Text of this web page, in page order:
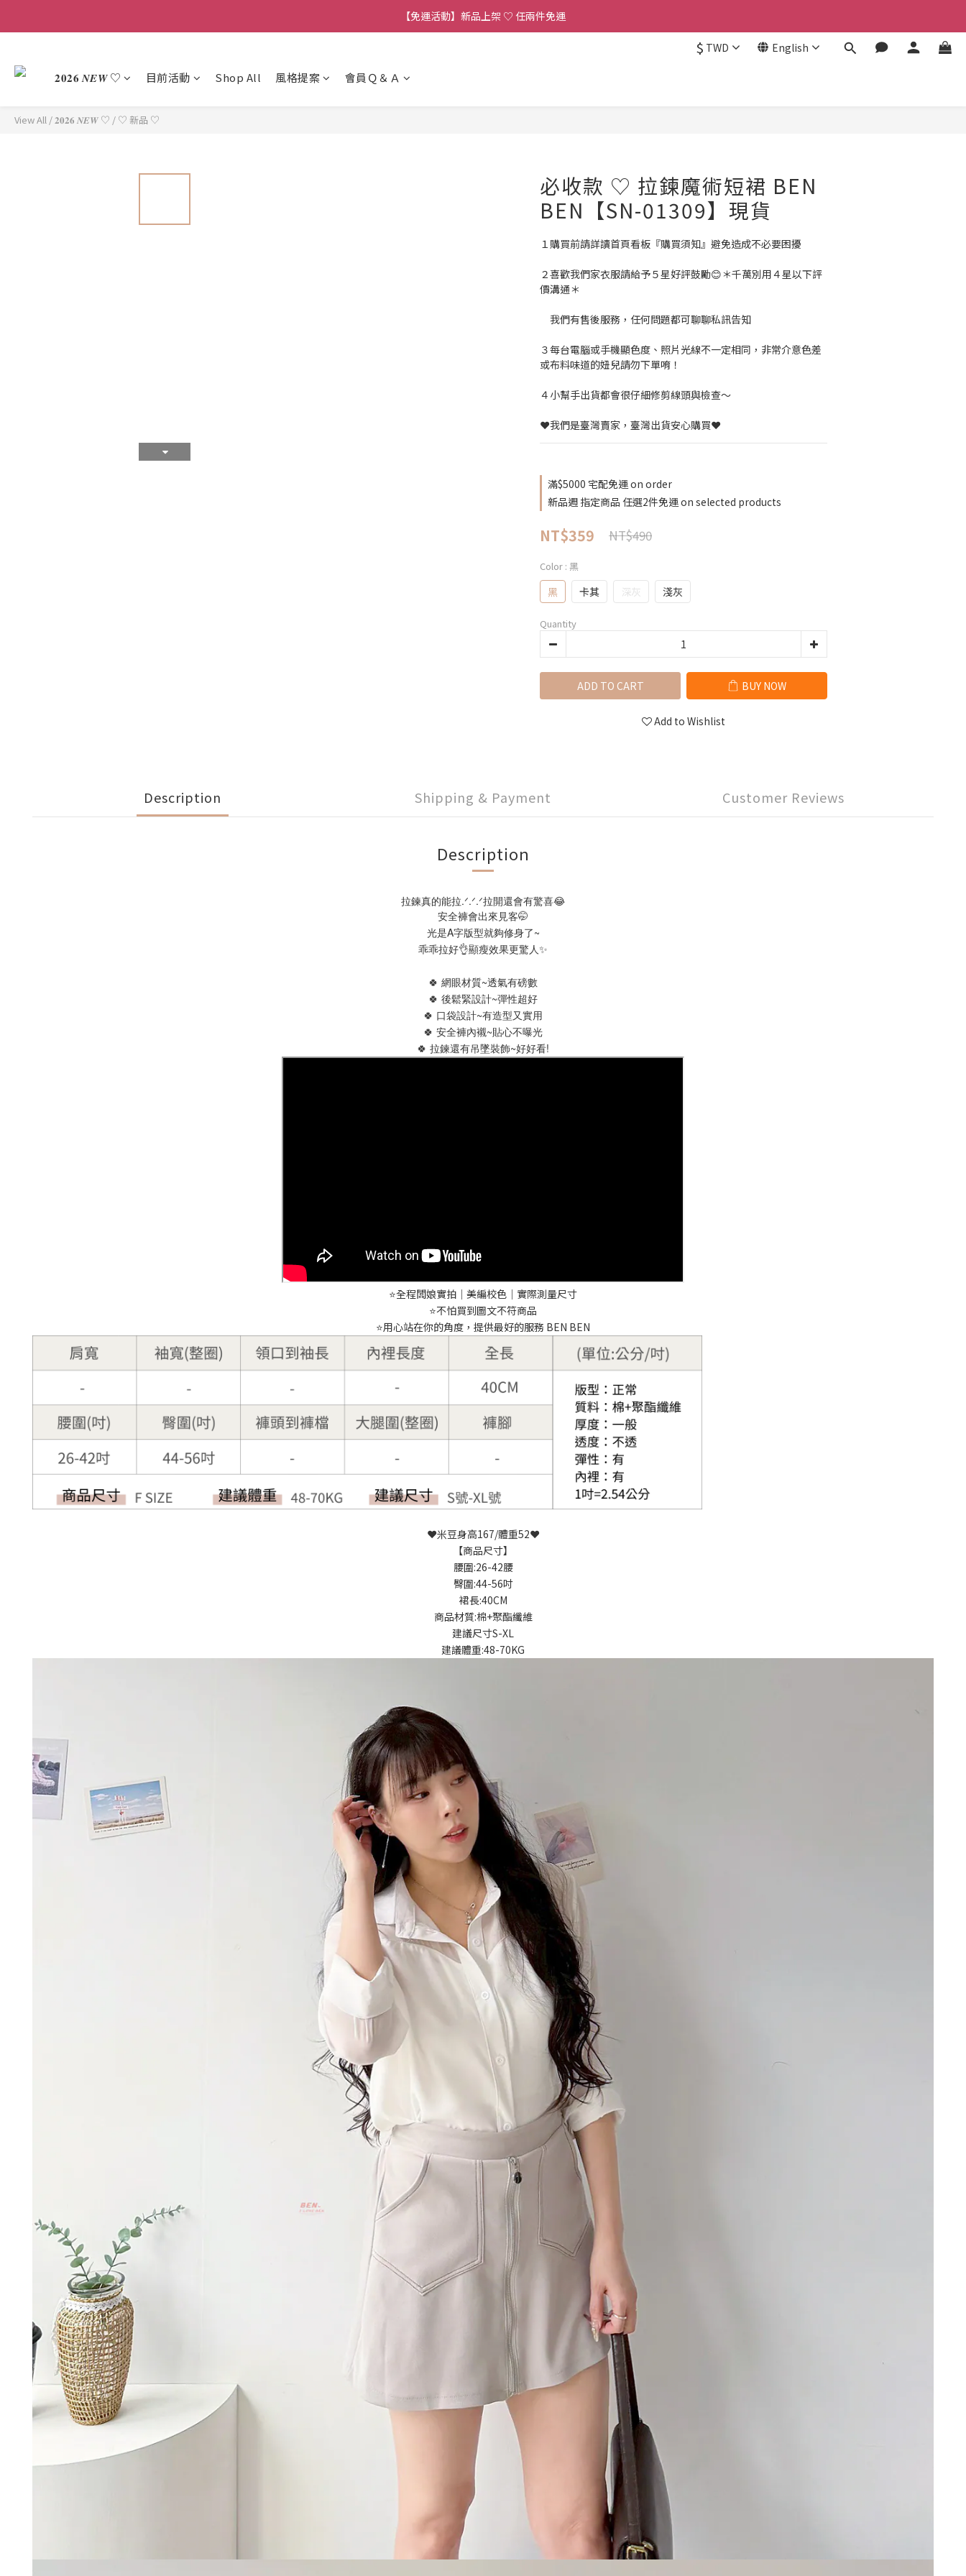
【連線直播】每週二 ~ 週五 𝟐𝟎:𝟎𝟎 詳見 𝑰𝑮 公告
【免運活動】新品上架 ♡ 任兩件免運
【連線直播】每週二 ~ 週五 𝟐𝟎:𝟎𝟎 詳見 𝑰𝑮 公告
$ TWD English
𝟐𝟎𝟐𝟔 𝑵𝑬𝑾 ♡ 目前活動 Shop All 風格提案 會員Ｑ＆Ａ
View All /𝟐𝟎𝟐𝟔 𝑵𝑬𝑾 ♡ / ♡ 新品 ♡
必收款 ♡ 拉鍊魔術短裙 BEN
BEN【SN-01309】現貨
１購買前請詳讀首頁看板『購買須知』避免造成不必要困擾
２喜歡我們家衣服請給予５星好評鼓勵😊＊千萬別用４星以下評
價溝通＊
我們有售後服務，任何問題都可聊聊私訊告知
３每台電腦或手機顯色度、照片光線不一定相同，非常介意色差
或布料味道的妞兒請勿下單唷！
４小幫手出貨都會很仔細修剪線頭與檢查～
❤️我們是臺灣賣家，臺灣出貨安心購買❤️
滿$5000 宅配免運 on order
新品週 指定商品 任選2件免運 on selected products
NT$359 NT$490
Color : 黑
黑 卡其 深灰 淺灰
Quantity
ADD TO CART BUY NOW
Add to Wishlist
Description Shipping & Payment Customer Reviews
Description
拉鍊真的能拉.ᐟ.ᐟ.ᐟ拉開還會有驚喜😂
安全褲會出來見客🤭
光是A字版型就夠修身了~
乖乖拉好👌顯瘦效果更驚人✨
🍀 網眼材質~透氣有磅數
🍀 後鬆緊設計~彈性超好
🍀 口袋設計~有造型又實用
🍀 安全褲內襯~貼心不曝光
🍀 拉鍊還有吊墜裝飾~好好看!
⭐️全程闆娘實拍｜美編校色｜實際測量尺寸
⭐️不怕買到圖文不符商品
⭐️用心站在你的角度，提供最好的服務 BEN BEN
❤️米豆身高167/體重52❤️
【商品尺寸】
腰圍:26-42腰
臀圍:44-56吋
裙長:40CM
商品材質:棉+聚酯纖維
建議尺寸S-XL
建議體重:48-70KG